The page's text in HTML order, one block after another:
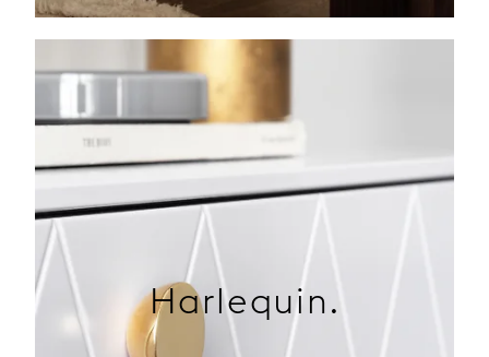
Harlequin.